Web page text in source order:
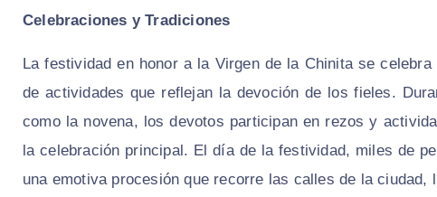
Celebraciones y Tradiciones
La festividad en honor a la Virgen de la Chinita se celebra
de actividades que reflejan la devoción de los fieles.
como la novena, los devotos participan en rezos y
la celebración principal. El día de la festividad, miles de
una emotiva procesión que recorre las calles de la ciudad,